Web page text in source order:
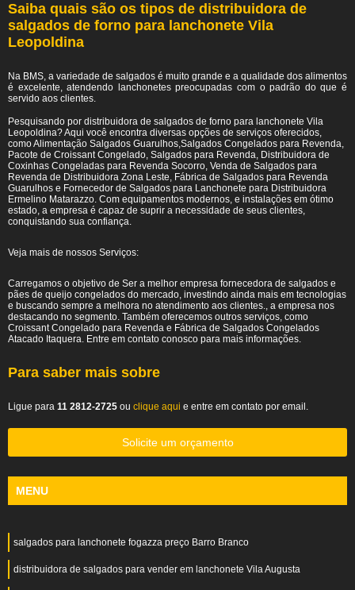
Saiba quais são os tipos de distribuidora de
salgados de forno para lanchonete Vila
Leopoldina
Na BMS, a variedade de salgados é muito grande e a qualidade dos alimentos
é excelente, atendendo lanchonetes preocupadas com o padrão do que é
servido aos clientes.
Pesquisando por distribuidora de salgados de forno para lanchonete Vila
Leopoldina? Aqui você encontra diversas opções de serviços oferecidos,
como Alimentação Salgados Guarulhos,Salgados Congelados para Revenda,
Pacote de Croissant Congelado, Salgados para Revenda, Distribuidora de
Coxinhas Congeladas para Revenda Socorro, Venda de Salgados para
Revenda de Distribuidora Zona Leste, Fábrica de Salgados para Revenda
Guarulhos e Fornecedor de Salgados para Lanchonete para Distribuidora
Ermelino Matarazzo. Com equipamentos modernos, e instalações em ótimo
estado, a empresa é capaz de suprir a necessidade de seus clientes,
conquistando sua confiança.
Veja mais de nossos Serviços:
Carregamos o objetivo de Ser a melhor empresa fornecedora de salgados e
pães de queijo congelados do mercado, investindo ainda mais em tecnologias
e buscando sempre a melhora no atendimento aos clientes., a empresa nos
destacando no segmento. Também oferecemos outros serviços, como
Croissant Congelado para Revenda e Fábrica de Salgados Congelados
Atacado Itaquera. Entre em contato conosco para mais informações.
Para saber mais sobre
Ligue para 11 2812-2725 ou clique aqui e entre em contato por email.
Solicite um orçamento
MENU
salgados para lanchonete fogazza preço Barro Branco
distribuidora de salgados para vender em lanchonete Vila Augusta